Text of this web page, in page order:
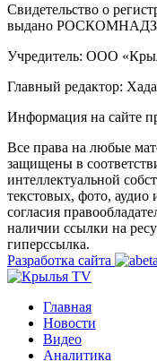
Свидетельство о
выдано
Учредитель: ООО
Главный редактор:
Информация на сайте
Все права на любые
защищены в
интеллектуальной
текстовых, фото, аудио
согласия
наличии ссылки на
гиперссылка.
Разработка сайта
Главная
Новости
Видео
Аналитика